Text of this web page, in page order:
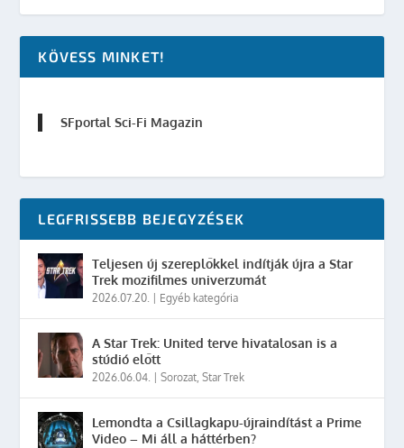
KÖVESS MINKET!
SFportal Sci-Fi Magazin
LEGFRISSEBB BEJEGYZÉSEK
Teljesen új szereplőkkel indítják újra a Star
Trek mozifilmes univerzumát
2026.07.20. Egyéb kategória
A Star Trek: United terve hivatalosan is a
stúdió előtt
2026.06.04. |Sorozat ,Star Trek
Lemondta a Csillagkapu-újraindítást a Prime
Video – Mi áll a háttérben?